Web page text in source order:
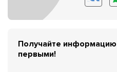
Получайте информацию
первыми!